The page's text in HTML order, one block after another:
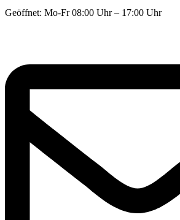
Geöffnet: Mo-Fr 08:00 Uhr – 17:00 Uhr